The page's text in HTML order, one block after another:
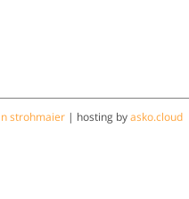
strohmaier | hosting byasko.cloud